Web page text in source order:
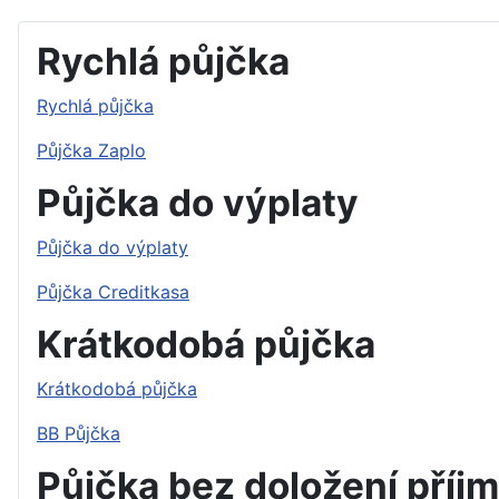
Rychlá půjčka
Rychlá půjčka
Půjčka Zaplo
Půjčka do výplaty
Půjčka do výplaty
Půjčka Creditkasa
Krátkodobá půjčka
Krátkodobá půjčka
BB Půjčka
Půjčka bez doložení